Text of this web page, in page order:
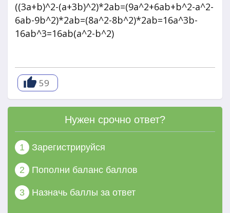
((3а+b)^2-(a+3b)^2)*2ab=(9a^2+6ab+b^2-a^2-
6ab-9b^2)*2ab=(8a^2-8b^2)*2ab=16a^3b-
16ab^3=16ab(a^2-b^2)
59
Нужен срочно ответ?
1 Зарегистрируйся
2 Пополни баланс баллов
3 Назначь баллы за ответ